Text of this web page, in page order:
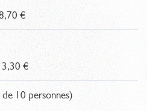
€
13,30 €
10 personnes)